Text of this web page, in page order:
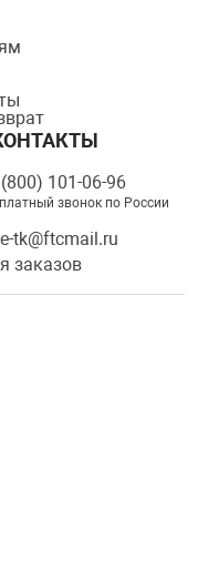
101-06-96
звонок по России
tk@ftcmail.ru
заказов